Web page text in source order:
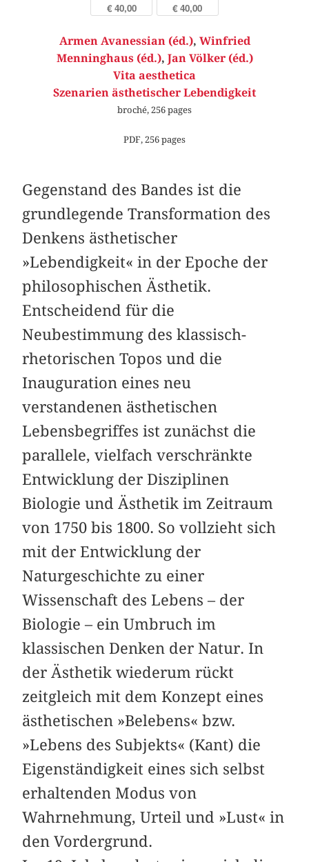
€ 40,00 € 40,00
Armen Avanessian (éd.), Winfried
Menninghaus (éd.), Jan Völker (éd.)
Vita aesthetica
Szenarien ästhetischer Lebendigkeit
broché, 256 pages
PDF, 256 pages
Gegenstand des Bandes ist die
grundlegende Transformation des
Denkens ästhetischer
»Lebendigkeit« in der Epoche der
philosophischen Ästhetik.
Entscheidend für die
Neubestimmung des klassisch-
rhetorischen Topos und die
Inauguration eines neu
verstandenen ästhetischen
Lebensbegriffes ist zunächst die
parallele, vielfach verschränkte
Entwicklung der Disziplinen
Biologie und Ästhetik im Zeitraum
von 1750 bis 1800. So vollzieht sich
mit der Entwicklung der
Naturgeschichte zu einer
Wissenschaft des Lebens – der
Biologie – ein Umbruch im
klassischen Denken der Natur. In
der Ästhetik wiederum rückt
zeitgleich mit dem Konzept eines
ästhetischen »Belebens« bzw.
»Lebens des Subjekts« (Kant) die
Eigenständigkeit eines sich selbst
erhaltenden Modus von
Wahrnehmung, Urteil und »Lust« in
den Vordergrund.